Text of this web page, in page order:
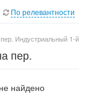
По релевантности
пер. Индустриальный 1-й
пер.
найдено